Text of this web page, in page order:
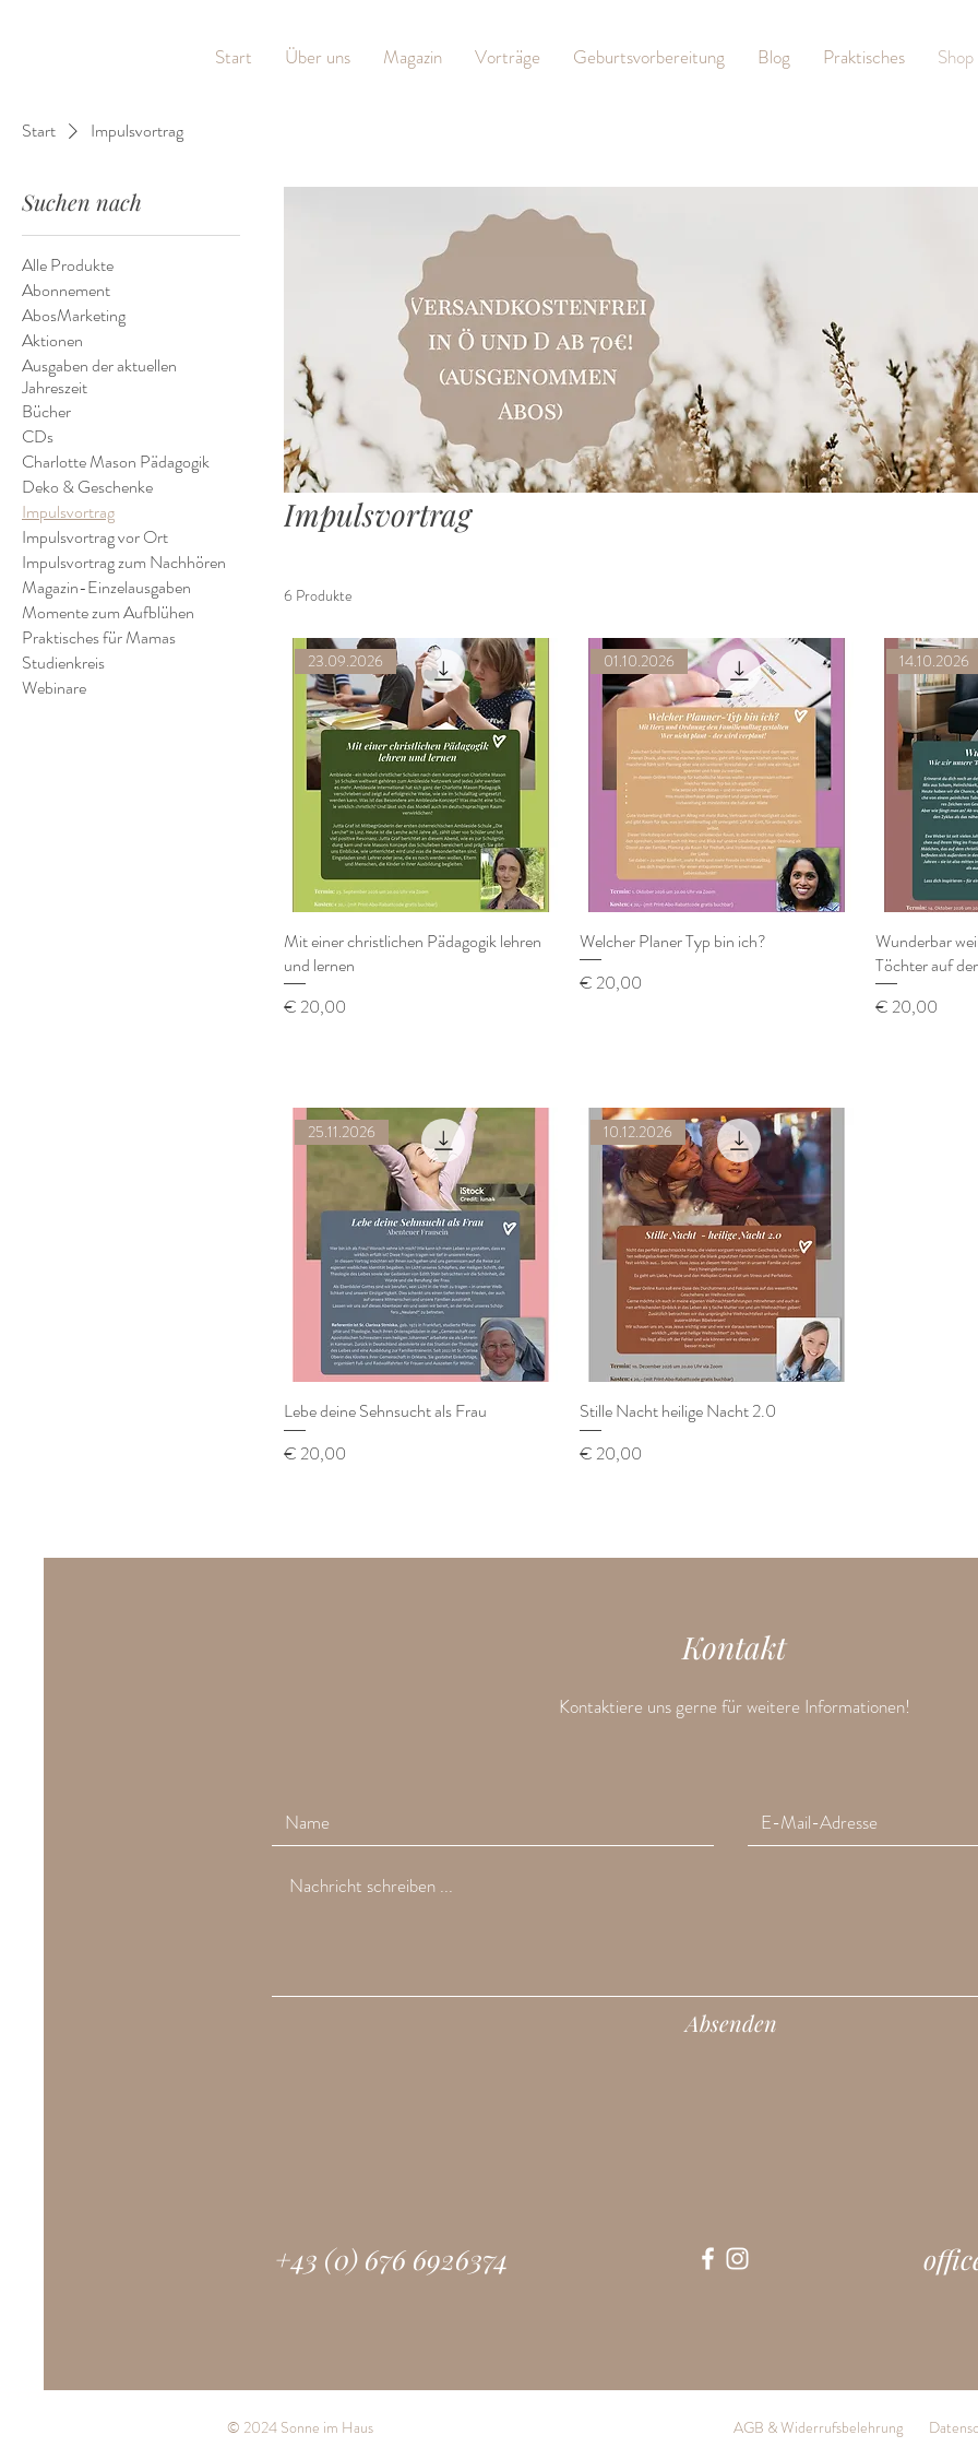
Start Über uns Magazin Vorträge Geburtsvorbereitung Blog Praktisches Shop
Start Impulsvortrag
Suchen nach
Alle Produkte
Abonnement
AbosMarketing
Aktionen
Ausgaben der aktuellen
Jahreszeit
Bücher
CDs
Charlotte Mason Pädagogik
Deko & Geschenke
Impulsvortrag
Impulsvortrag vor Ort
Impulsvortrag zum Nachhören
Magazin-Einzelausgaben
Momente zum Aufblühen
Praktisches für Mamas
Studienkreis
Webinare
Impulsvortrag
6 Produkte
23.09.2026
Mit einer christlichen Pädagogik lehren
und lernen
Preis
€ 20,00
01.10.2026
Welcher Planer Typ bin ich?
Preis
€ 20,00
14.10.2026
Wunderbar
Töchter auf
Preis
€ 20,00
25.11.2026
Lebe deine Sehnsucht als Frau
Preis
€ 20,00
10.12.2026
Stille Nacht heilige Nacht 2.0
Preis
€ 20,00
Kontakt
Kontaktiere uns gerne für weitere Informationen!
Absenden
+43 (0) 676 6926374
© 2024 Sonne im Haus AGB & Widerrufsbelehrung